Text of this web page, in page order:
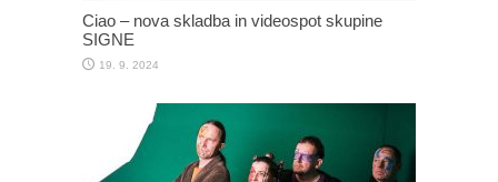
Ciao – nova skladba in videospot skupine
SIGNE
19. 9. 2024